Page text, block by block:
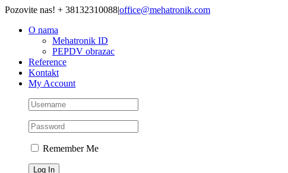
Skip
content
Pozovite nas! + 38132310088|office@mehatronik.com
O nama
Mehatronik ID
PEPDV obrazac
Reference
Kontakt
My Account
Remember Me